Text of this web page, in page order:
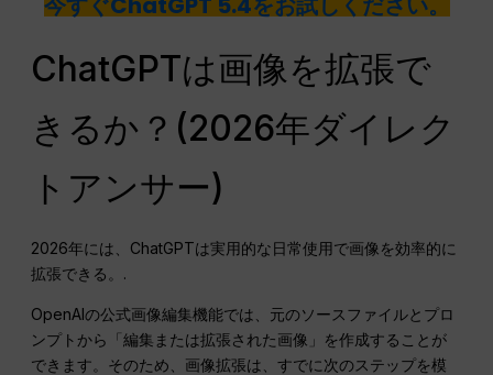
ChatGPTは画像を拡張で
きるか？(2026年ダイレク
トアンサー)
2026年には、ChatGPTは実用的な日常使用で画像を効率的に
拡張できる。.
OpenAIの公式画像編集機能では、元のソースファイルとプロ
ンプトから「編集または拡張された画像」を作成することが
できます。そのため、画像拡張は、すでに次のステップを模